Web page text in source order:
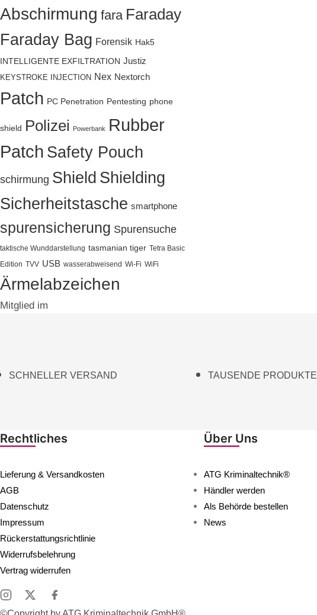
Abschirmung fara Faraday
Faraday Bag Forensik Hak5
INTELLIGENTE EXFILTRATION Justiz
KEYSTROKE INJECTION Nex Nextorch
Patch PC Penetration Pentesting phone
shield Polizei Powerbank
Rubber
Patch Safety Pouch
schirmung Shield Shielding
Sicherheitstasche smartphone
spurensicherung Spurensuche
taktische Wunddarstellung tasmanian tiger Tetra Basic
Edition TVV USB wasserabweisend Wi-Fi WiFi
Ärmelabzeichen
Mitglied im
SCHNELLER VERSAND TAUSENDE PRODUKTE
Rechtliches
Lieferung & Versandkosten
AGB
Datenschutz
Impressum
Rückerstattungsrichtlinie
Widerrufsbelehrung
Vertrag widerrufen
Über Uns
ATG Kriminaltechnik®
Händler werden
Als Behörde bestellen
News